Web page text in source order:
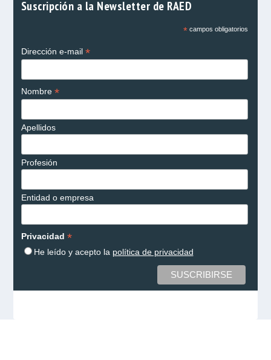
Suscripción a la Newsletter de RAED
*campos obligatorios
Dirección e-mail *
Nombre *
Apellidos
Profesión
Entidad o empresa
Privacidad *
He leído y acepto la política de privacidad